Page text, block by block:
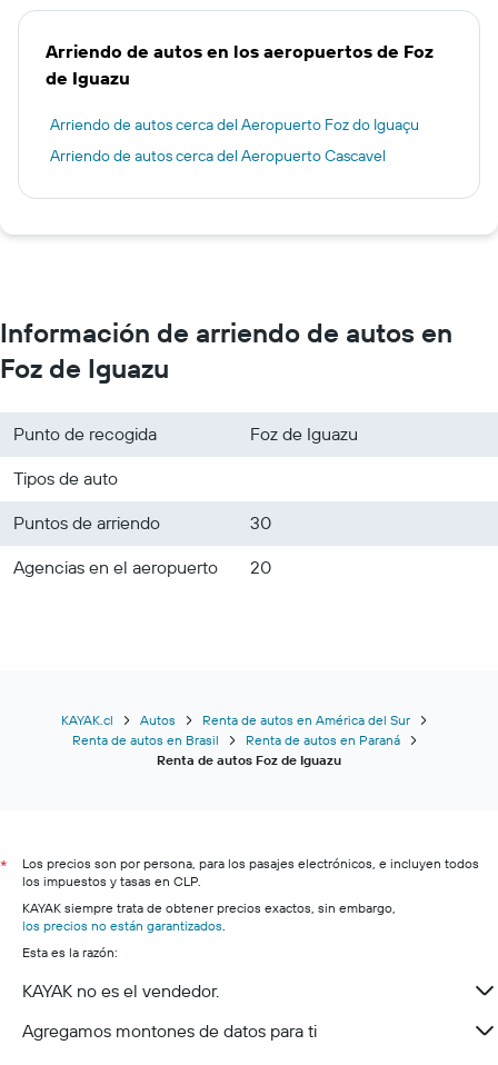
Arriendo de autos en los aeropuertos de Foz
de Iguazu
Arriendo de autos cerca del Aeropuerto Foz do Iguaçu
Arriendo de autos cerca del Aeropuerto Cascavel
Información de arriendo de autos en
Foz de Iguazu
Punto de recogida
Foz de Iguazu
Tipos de auto
Puntos de arriendo
30
Agencias en el aeropuerto
20
KAYAK.cl Autos
Renta de autos en América del Sur
Renta de autos en Brasil
Renta de autos en Paraná
Renta de autos Foz de Iguazu
*
Los precios son por persona, para los pasajes electrónicos, e incluyen todos
los impuestos y tasas en CLP.
KAYAK siempre trata de obtener precios exactos, sin embargo,
los precios no están garantizados
Esta es la razón:
KAYAK no es el vendedor.
Agregamos montones de datos para ti